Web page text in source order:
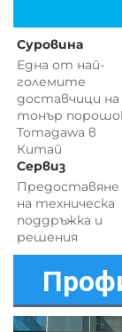
Суровина
Една от най-
големите
доставчици на
тонър
Tomagawa в
Китай
Сервиз
Предоставяне
на техническа
поддръжка и
решения